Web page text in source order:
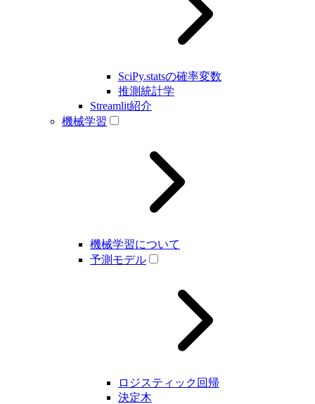
SciPy.statsの確率変数
推測統計学
Streamlit紹介
機械学習
機械学習について
予測モデル
ロジスティック回帰
決定木